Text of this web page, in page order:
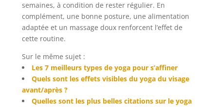
semaines, à condition de rester régulier. En
complément, une bonne posture, une alimentation
adaptée et un massage doux renforcent l’effet de
cette routine.
Sur le même sujet :
Les 7 meilleurs types de yoga pour s’affiner
Quels sont les effets visibles du yoga du visage
avant/après ?
Quelles sont les plus belles citations sur le yoga